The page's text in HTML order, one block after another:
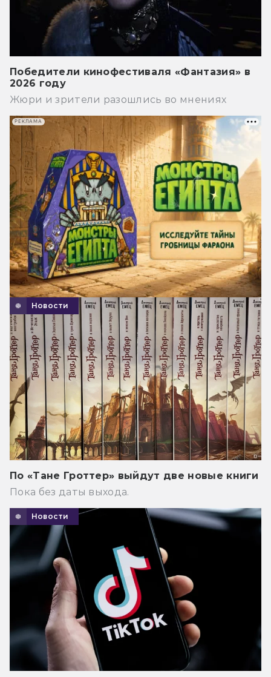
Победители кинофестиваля «Фантазия» в
2026 году
Жюри и зрители разошлись во мнениях
Новости
По «Тане Гроттер» выйдут две новые книги
Пока без даты выхода.
Новости
РЕКЛАМА